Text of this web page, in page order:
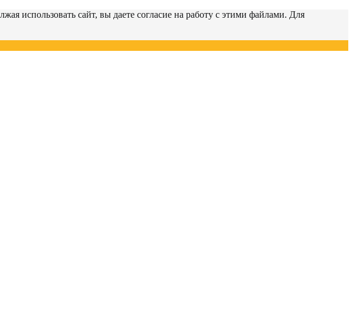
использовать сайт, вы даете согласие на работу с этими файлами. Для